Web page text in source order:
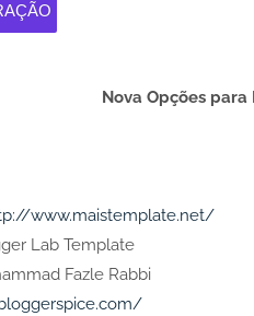
Nova Opções
www.maistemplate.net/
Lab Template
Fazle Rabbi